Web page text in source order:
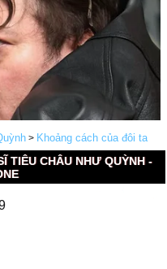
> Khoảng cách của đôi ta
TIÊU CHÂU NHƯ QUỲNH -